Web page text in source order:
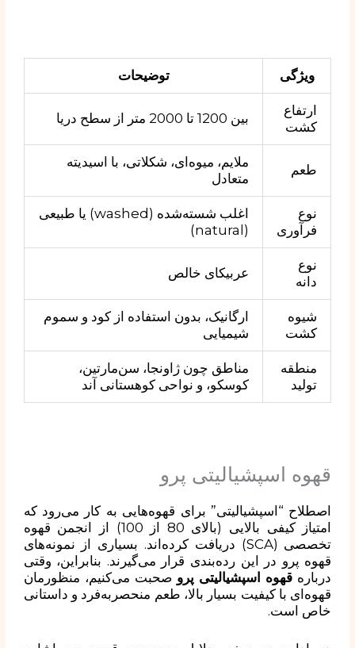
ویژگی توضیحات
ارتفاع
کشت
بین 1200 تا 2000 متر از سطح دریا
طعم
ملایم، میوه‌ای، شکلاتی، با اسیدیته
متعادل
نوع
فرآوری
اغلب شسته‌شده (washed) یا طبیعی
نوع
دانه
عربیکای خالص
شیوه
کشت
ارگانیک، بدون استفاده از کود و سموم
شیمیایی
منطقه
تولید
مناطق چون ژاونجا، سن‌مارتین،
کوسکو، و نواحی کوهستانی آند
قهوه اسپشیالیتی پرو
اصطلاح “اسپشیالیتی” برای قهوه‌هایی به کار می‌رود که
امتیاز کیفی بالایی (بالای 80 از 100) از انجمن قهوه
تخصصی (SCA) دریافت کرده‌اند. بسیاری از نمونه‌های
قهوه پرو در این رده‌بندی قرار می‌گیرند. بنابراین، وقتی
دربارهقهوه اسپشیالیتی پرو صحبت می‌کنیم، منظورمان
قهوه‌ای با کیفیت بسیار بالا، طعم منحصربه‌فرد و داستانی
خاص است.